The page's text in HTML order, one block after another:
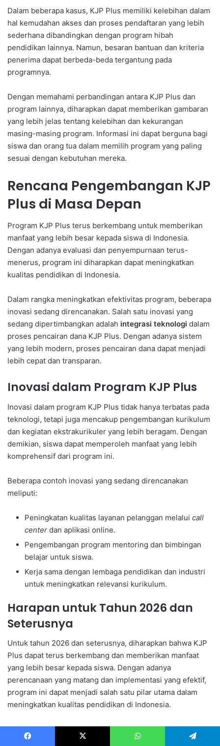
Dalam beberapa kasus, KJP Plus memiliki kelebihan dalam
hal kemudahan akses dan proses pendaftaran yang lebih
sederhana dibandingkan dengan program hibah
pendidikan lainnya. Namun, besaran bantuan dan kriteria
penerima dapat berbeda-beda tergantung pada
programnya.
Dengan memahami perbandingan antara KJP Plus dan
program lainnya, diharapkan dapat memberikan gambaran
yang lebih jelas tentang kelebihan dan kekurangan
masing-masing program. Informasi ini dapat berguna bagi
siswa dan orang tua dalam memilih program yang paling
sesuai dengan kebutuhan mereka.
Rencana Pengembangan KJP
Plus di Masa Depan
Program KJP Plus terus berkembang untuk memberikan
manfaat yang lebih besar kepada siswa di Indonesia.
Dengan adanya evaluasi dan penyempurnaan terus-
menerus, program ini diharapkan dapat meningkatkan
kualitas pendidikan di Indonesia.
Dalam rangka meningkatkan efektivitas program, beberapa
inovasi sedang direncanakan. Salah satu inovasi yang
sedang dipertimbangkan adalah integrasi teknologi dalam
proses pencairan dana KJP Plus. Dengan adanya sistem
yang lebih modern, proses pencairan dana dapat menjadi
lebih cepat dan transparan.
Inovasi dalam Program KJP Plus
Inovasi dalam program KJP Plus tidak hanya terbatas pada
teknologi, tetapi juga mencakup pengembangan kurikulum
dan kegiatan ekstrakurikuler yang lebih beragam. Dengan
demikian, siswa dapat memperoleh manfaat yang lebih
komprehensif dari program ini.
Beberapa contoh inovasi yang sedang direncanakan
meliputi:
Peningkatan kualitas layanan pelanggan melalui call
center dan aplikasi online.
Pengembangan program mentoring dan bimbingan
belajar untuk siswa.
Kerja sama dengan lembaga pendidikan dan industri
untuk meningkatkan relevansi kurikulum.
Harapan untuk Tahun 2026 dan
Seterusnya
Untuk tahun 2026 dan seterusnya, diharapkan bahwa KJP
Plus dapat terus berkembang dan memberikan manfaat
yang lebih besar kepada siswa. Dengan adanya
perencanaan yang matang dan implementasi yang efektif,
program ini dapat menjadi salah satu pilar utama dalam
meningkatkan kualitas pendidikan di Indonesia.
Berikut adalah tabel yang menunjukkan rencana
pengembangan KJP Plus untuk beberapa tahun ke depan: